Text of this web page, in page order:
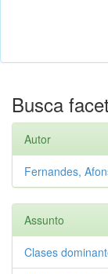
Busca
Autor
Fernandes,
Assunto
Clases